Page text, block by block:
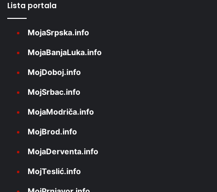
Lista portala
MojaSrpska.info
MojaBanjaLuka.info
MojDoboj.info
MojSrbac.info
MojaModriča.info
MojBrod.info
MojaDerventa.info
MojTeslić.info